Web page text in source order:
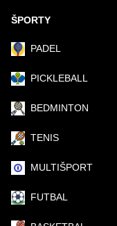
ŠPORTY
PADEL
PICKLEBALL
BEDMINTON
TENIS
MULTIŠPORT
FUTBAL